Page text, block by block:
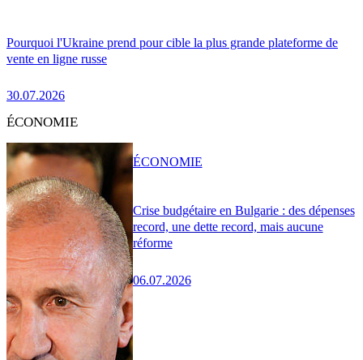
Pourquoi l'Ukraine prend pour cible la plus grande plateforme de
vente en ligne russe
30.07.2026
ÉCONOMIE
Crise budgétaire en Bulgarie : des dépenses
record, une dette record, mais aucune
réforme
06.07.2026
ÉCONOMIE